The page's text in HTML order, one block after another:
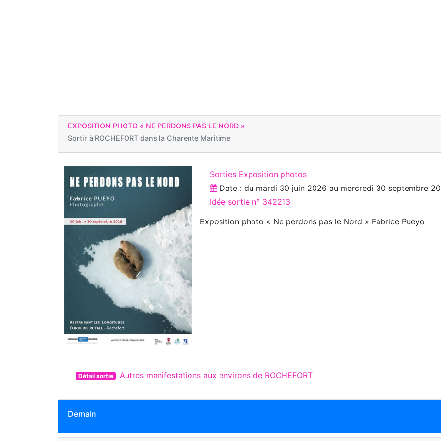
EXPOSITION PHOTO « NE PERDONS PAS LE NORD »
Sortir à ROCHEFORT dans la Charente Maritime
Sorties Exposition photos
Date : du mardi 30 juin 2026 au mercredi 30 septembre
Idée sortie n° 342213
Exposition photo « Ne perdons pas le Nord » Fabrice Pueyo
Détail sortie Autres manifestations aux environs de ROCHEFORT
Demain